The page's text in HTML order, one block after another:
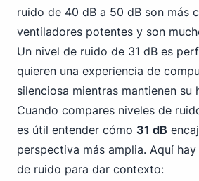
ruido de 40 dB a 50 dB son más
ventiladores potentes y son
Un nivel de ruido de 31 dB es
quieren una experiencia de
silenciosa mientras mantienen su
Cuando compares niveles de
es útil entender cómo 31 dB
perspectiva más amplia. Aquí
de ruido para dar contexto: